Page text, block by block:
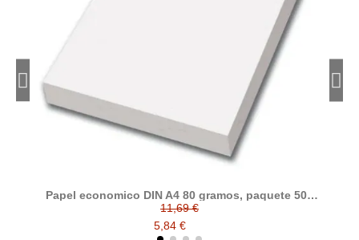
Papel economico DIN A4 80 gramos, paquete 500
folios
11,69 €
5,84 €